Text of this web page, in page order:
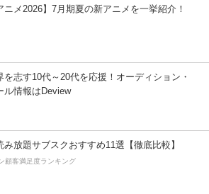
ニメ2026】7月期夏の新アニメを一挙紹介！
を志す10代～20代を応援！オーディション・
ル情報はDeview
み放題サブスクおすすめ11選【徹底比較】
顧客満足度ランキング